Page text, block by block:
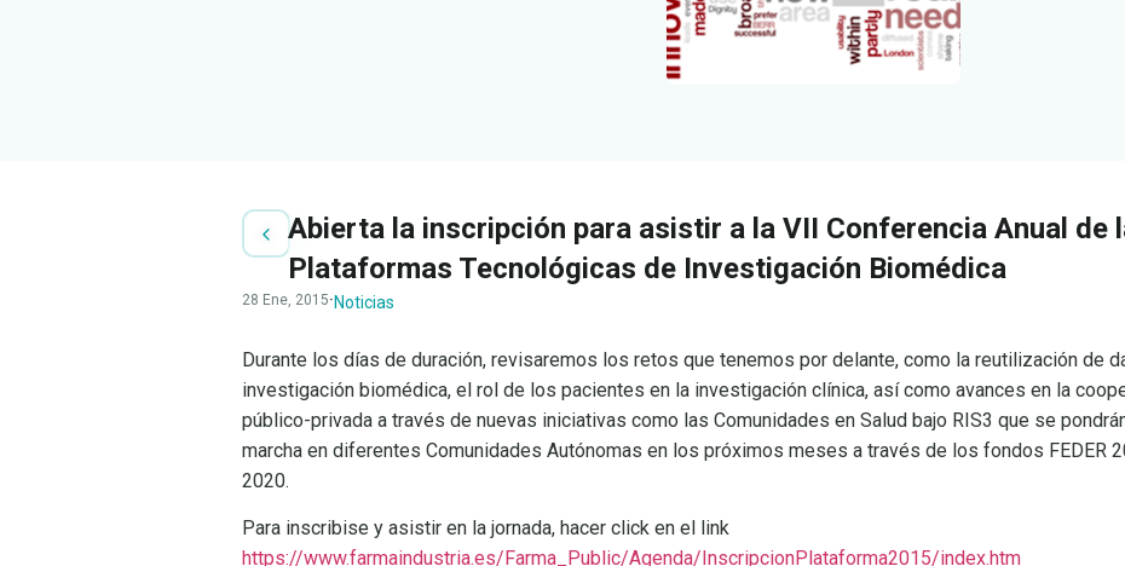
Abierta la inscripción para asistir a la VII Conferencia Anual de
Plataformas Tecnológicas de Investigación Biomédica
28 Ene, 2015· Noticias
Durante los días de duración, revisaremos los retos que tenemos por delante, como la reutilización de
investigación biomédica, el rol de los pacientes en la investigación clínica, así como avances en la
público-privada a través de nuevas iniciativas como las Comunidades en Salud bajo RIS3 que se
marcha en diferentes Comunidades Autónomas en los próximos meses a través de los fondos FEDER
2020.
Para inscribise y asistir en la jornada, hacer click en el link
https://www.farmaindustria.es/Farma_Public/Agenda/InscripcionPlataforma2015/index.htm